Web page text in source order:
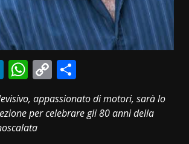
LinkedIn
WhatsApp
Copy
Link
appassionato di motori, sarà lo
per celebrare gli 80 anni della